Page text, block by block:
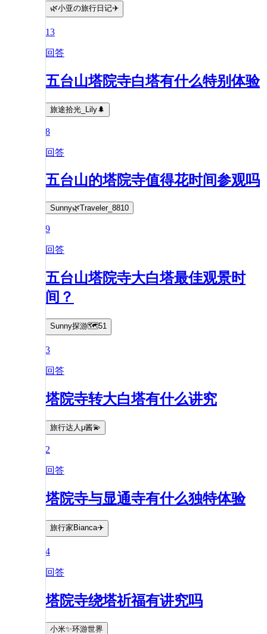
🌿小亚の旅行日记✈️
13
回答
五台山塔院寺白塔有什么特别体验
旅途拾光_Lily🌲
8
回答
五台山的塔院寺值得花时间参观吗
Sunny🌿Traveler_8810
9
回答
五台山塔院寺大白塔最佳观景时
间？
Sunny探游🗺️51
3
回答
塔院寺转大白塔有什么讲究
旅行达人μ酱💫
2
回答
塔院寺与显通寺有什么独特体验
旅行家Bianca✈️
4
回答
塔院寺绕塔祈福有讲究吗
小米✨环游世界